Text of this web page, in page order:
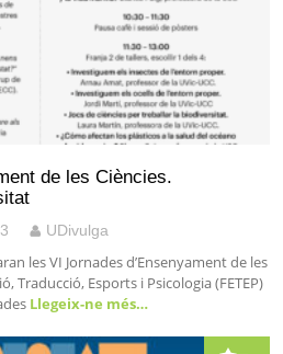
de les Ciències.
UDivulga
les VI Jornades d’Ensenyament de les
Traducció, Esports i Psicologia (FETEP)
Llegeix-ne més…